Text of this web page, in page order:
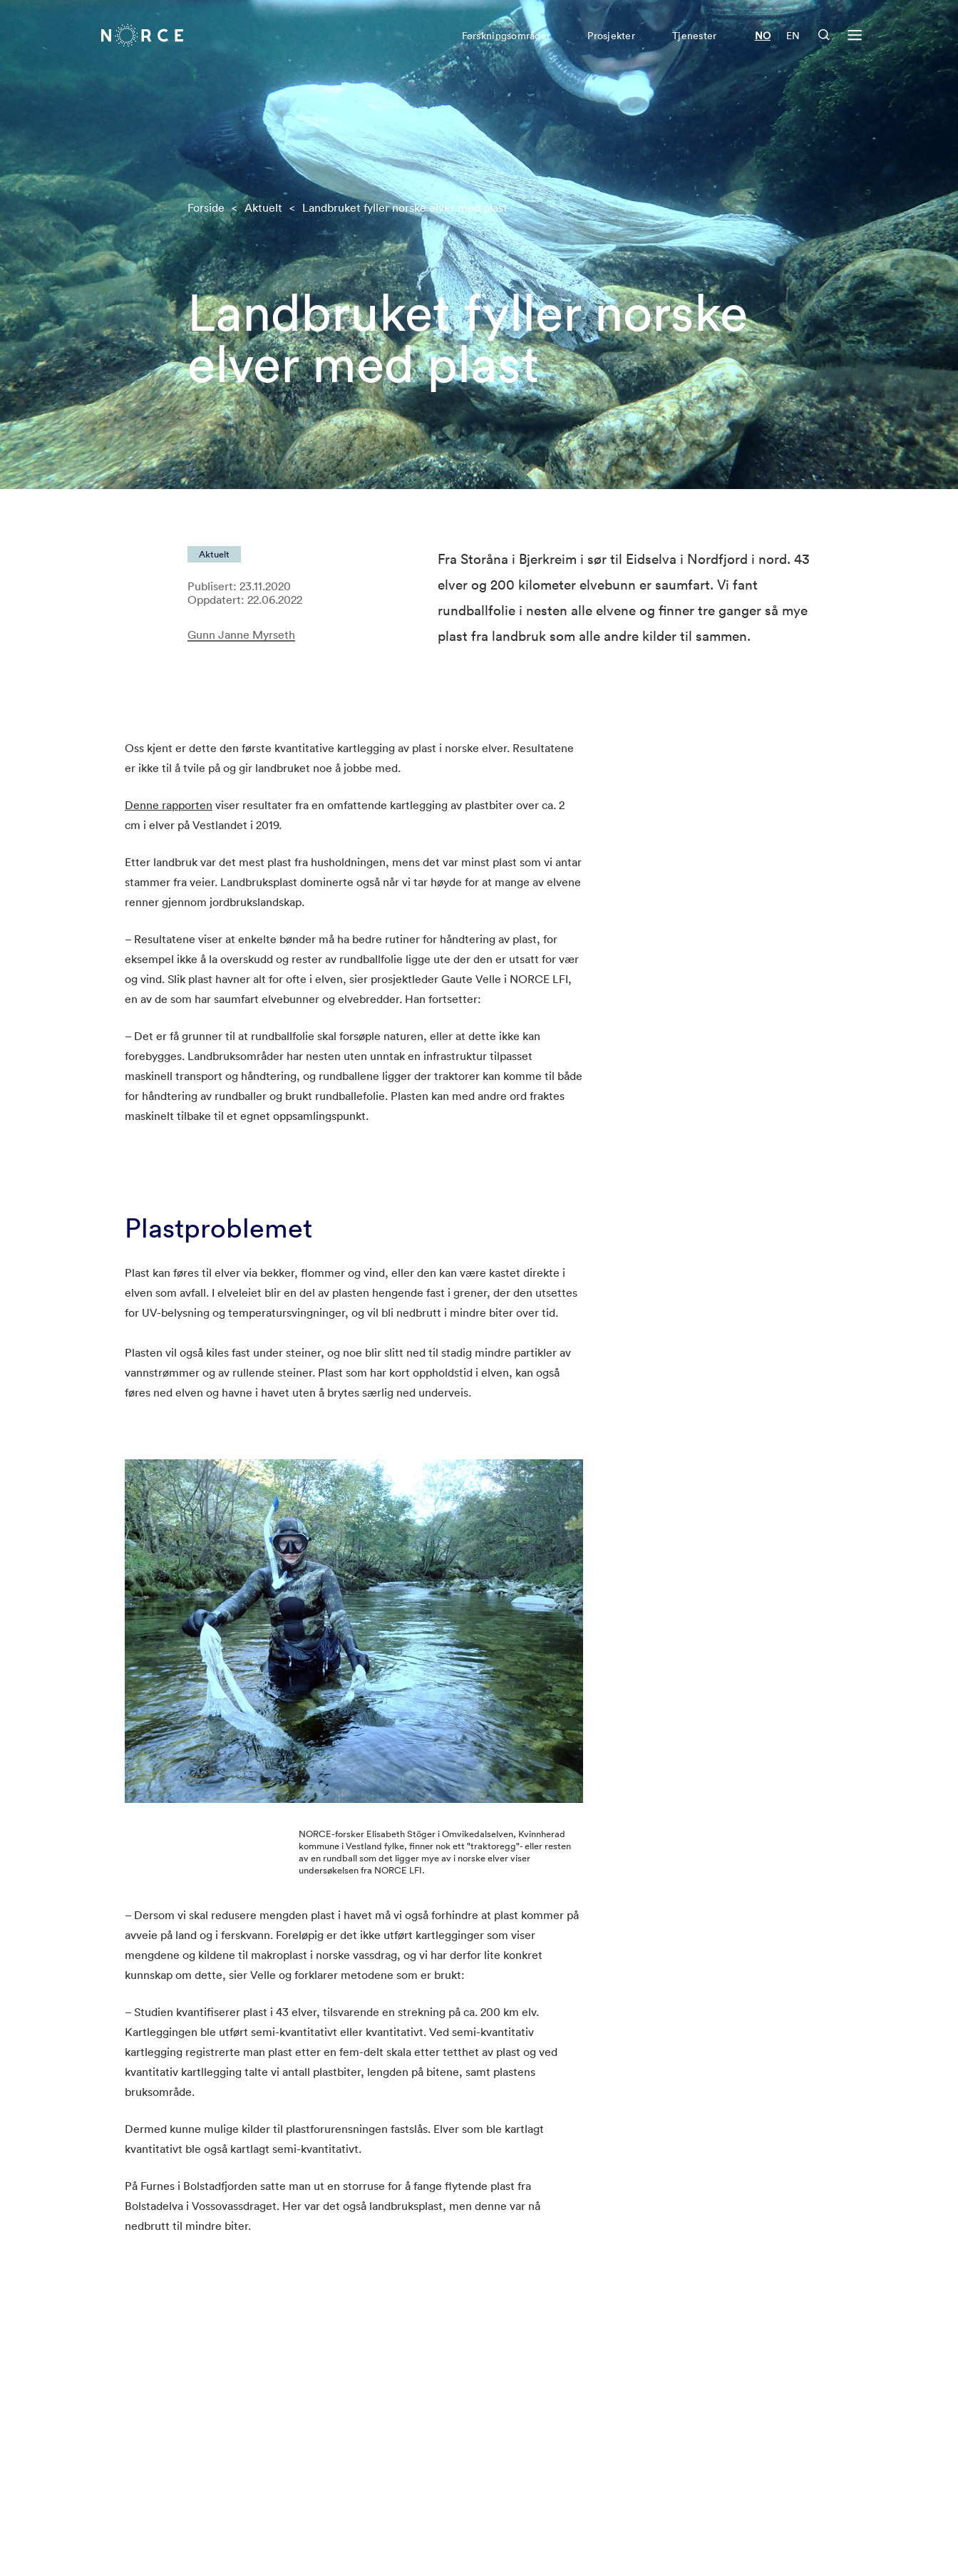
Forskningsområder Prosjekter Tjenester NO | EN
Forside < Aktuelt < Landbruket fyller norske elver med plast
Landbruket fyller norske
elver med plast
Aktuelt
Publisert: 23.11.2020
Oppdatert: 22.06.2022
Gunn Janne Myrseth
Fra Storåna i Bjerkreim i sør til Eidselva i Nordfjord i nord. 43
elver og 200 kilometer elvebunn er saumfart. Vi fant
rundballfolie i nesten alle elvene og finner tre ganger så mye
plast fra landbruk som alle andre kilder til sammen.
Oss kjent er dette den første kvantitative kartlegging av plast i norske elver. Resultatene
er ikke til å tvile på og gir landbruket noe å jobbe med.
Denne rapporten viser resultater fra en omfattende kartlegging av plastbiter over ca. 2
cm i elver på Vestlandet i 2019.
Etter landbruk var det mest plast fra husholdningen, mens det var minst plast som vi antar
stammer fra veier. Landbruksplast dominerte også når vi tar høyde for at mange av elvene
renner gjennom jordbrukslandskap.
– Resultatene viser at enkelte bønder må ha bedre rutiner for håndtering av plast, for
eksempel ikke å la overskudd og rester av rundballfolie ligge ute der den er utsatt for vær
og vind. Slik plast havner alt for ofte i elven, sier prosjektleder Gaute Velle i NORCE LFI,
en av de som har saumfart elvebunner og elvebredder. Han fortsetter:
– Det er få grunner til at rundballfolie skal forsøple naturen, eller at dette ikke kan
forebygges. Landbruksområder har nesten uten unntak en infrastruktur tilpasset
maskinell transport og håndtering, og rundballene ligger der traktorer kan komme til både
for håndtering av rundballer og brukt rundballefolie. Plasten kan med andre ord fraktes
maskinelt tilbake til et egnet oppsamlingspunkt.
Plastproblemet
Plast kan føres til elver via bekker, flommer og vind, eller den kan være kastet direkte i
elven som avfall. I elveleiet blir en del av plasten hengende fast i grener, der den utsettes
for UV-belysning og temperatursvingninger, og vil bli nedbrutt i mindre biter over tid.
Plasten vil også kiles fast under steiner, og noe blir slitt ned til stadig mindre partikler av
vannstrømmer og av rullende steiner. Plast som har kort oppholdstid i elven, kan også
føres ned elven og havne i havet uten å brytes særlig ned underveis.
NORCE-forsker Elisabeth Stöger i Omvikedalselven, Kvinnherad
kommune i Vestland fylke, finner nok ett "traktoregg"- eller resten
av en rundball som det ligger mye av i norske elver viser
undersøkelsen fra NORCE LFI.
– Dersom vi skal redusere mengden plast i havet må vi også forhindre at plast kommer på
avveie på land og i ferskvann. Foreløpig er det ikke utført kartlegginger som viser
mengdene og kildene til makroplast i norske vassdrag, og vi har derfor lite konkret
kunnskap om dette, sier Velle og forklarer metodene som er brukt:
– Studien kvantifiserer plast i 43 elver, tilsvarende en strekning på ca. 200 km elv.
Kartleggingen ble utført semi-kvantitativt eller kvantitativt. Ved semi-kvantitativ
kartlegging registrerte man plast etter en fem-delt skala etter tetthet av plast og ved
kvantitativ kartllegging talte vi antall plastbiter, lengden på bitene, samt plastens
bruksområde.
Dermed kunne mulige kilder til plastforurensningen fastslås. Elver som ble kartlagt
kvantitativt ble også kartlagt semi-kvantitativt.
På Furnes i Bolstadfjorden satte man ut en storruse for å fange flytende plast fra
Bolstadelva i Vossovassdraget. Her var det også landbruksplast, men denne var nå
nedbrutt til mindre biter.